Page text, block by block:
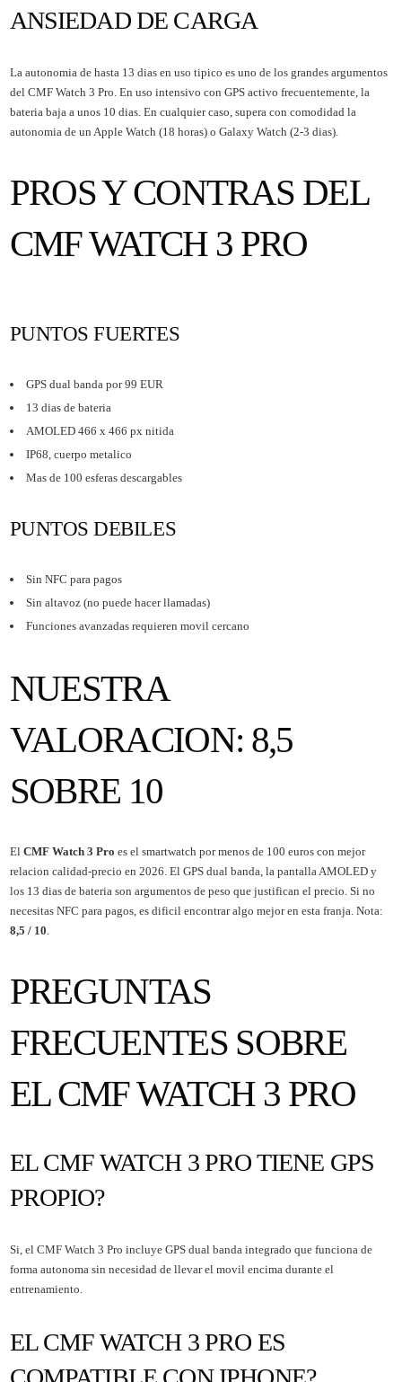
ANSIEDAD DE CARGA
La autonomia de hasta 13 dias en uso tipico es uno de los grandes argumentos
del CMF Watch 3 Pro. En uso intensivo con GPS activo frecuentemente, la
bateria baja a unos 10 dias. En cualquier caso, supera con comodidad la
autonomia de un Apple Watch (18 horas) o Galaxy Watch (2-3 dias).
PROS Y CONTRAS DEL
CMF WATCH 3 PRO
PUNTOS FUERTES
GPS dual banda por 99 EUR
13 dias de bateria
AMOLED 466 x 466 px nitida
IP68, cuerpo metalico
Mas de 100 esferas descargables
PUNTOS DEBILES
Sin NFC para pagos
Sin altavoz (no puede hacer llamadas)
Funciones avanzadas requieren movil cercano
NUESTRA
VALORACION: 8,5
SOBRE 10
El CMF Watch 3 Pro es el smartwatch por menos de 100 euros con mejor
relacion calidad-precio en 2026. El GPS dual banda, la pantalla AMOLED y
los 13 dias de bateria son argumentos de peso que justifican el precio. Si no
necesitas NFC para pagos, es dificil encontrar algo mejor en esta franja. Nota:
8,5 / 10
PREGUNTAS
FRECUENTES SOBRE
EL CMF WATCH 3 PRO
EL CMF WATCH 3 PRO TIENE GPS
PROPIO?
Si, el CMF Watch 3 Pro incluye GPS dual banda integrado que funciona de
forma autonoma sin necesidad de llevar el movil encima durante el
entrenamiento.
EL CMF WATCH 3 PRO ES